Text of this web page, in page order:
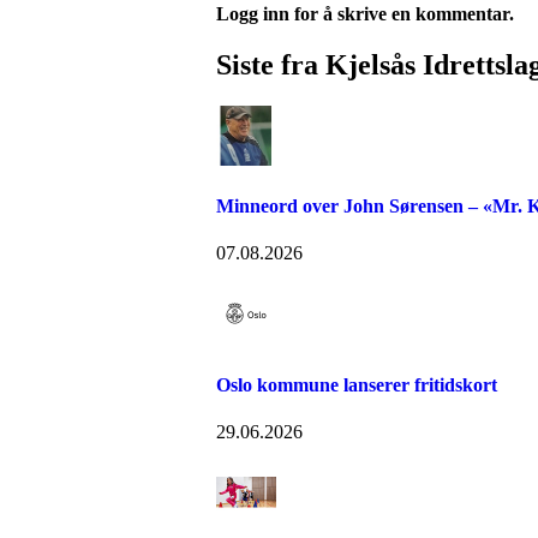
Logg inn for å skrive en kommentar.
Siste fra Kjelsås
Minneord over John Sørensen – «Mr.
07.08.2026
Oslo kommune lanserer fritidskort
29.06.2026